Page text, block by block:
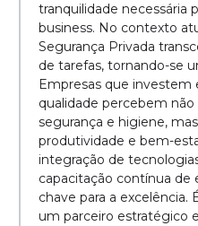
tranquilidade necessária
business. No contexto
Segurança Privada
de tarefas, tornando-se
Empresas que
qualidade percebem
segurança e higiene,
produtividade e bem-
integração de
capacitação contínua de
chave para a excelência.
um parceiro estratégico